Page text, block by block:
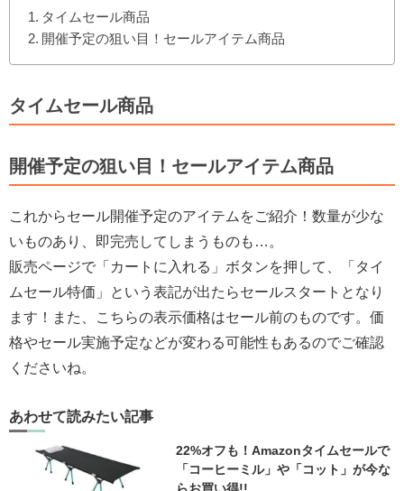
タイムセール商品
開催予定の狙い目！セールアイテム商品
タイムセール商品
開催予定の狙い目！セールアイテム商品
これからセール開催予定のアイテムをご紹介！数量が少な
いものあり、即完売してしまうものも…。
販売ページで「カートに入れる」ボタンを押して、「タイ
ムセール特価」という表記が出たらセールスタートとなり
ます！また、こちらの表示価格はセール前のものです。価
格やセール実施予定などが変わる可能性もあるのでご確認
くださいね。
あわせて読みたい記事
22%オフも！Amazonタイムセールで
「コーヒーミル」や「コット」が今な
らお買い得!!